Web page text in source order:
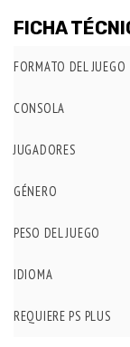
FICHA
FORMATO DEL JUEGO
CONSOLA
JUGADORES
GÉNERO
PESO DEL JUEGO
IDIOMA
REQUIERE PS PLUS